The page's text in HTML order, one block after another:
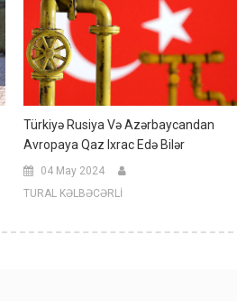
Türkiyə Rusiya Və Azərbaycandan
Avropaya Qaz Ixrac Edə Bilər
04 May 2024
TURAL KƏLBƏCƏRLİ